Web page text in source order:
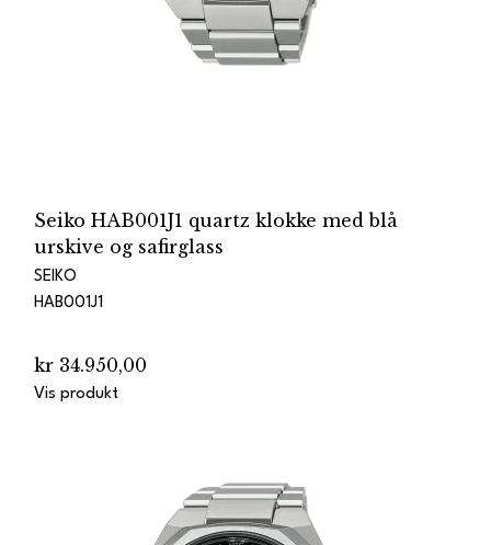
Seiko HAB001J1 quartz klokke med blå
urskive og safirglass
SEIKO
HAB001J1
kr 34.950,00
Vis produkt